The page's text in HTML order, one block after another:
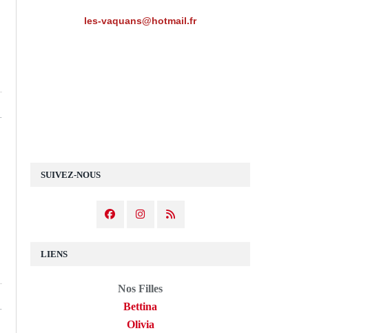
SUIVEZ-NOUS
LIENS
Nos Filles
Bettina
Olivia
les-vaquans@hotmail.fr